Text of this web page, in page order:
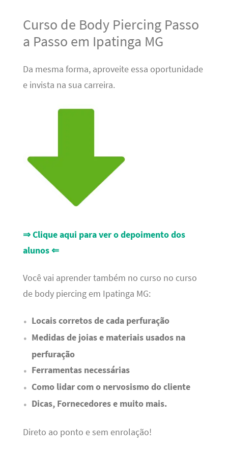
Curso de Body Piercing Passo
a Passo em Ipatinga MG
Da mesma forma, aproveite essa oportunidade
e invista na sua carreira.
⇒ Clique aqui para ver o depoimento dos
alunos ⇐
Você vai aprender também no curso no curso
de body piercing em Ipatinga MG:
Locais corretos de cada perfuração
Medidas de joias e materiais usados na
perfuração
Ferramentas necessárias
Como lidar com o nervosismo do cliente
Dicas, Fornecedores e muito mais.
Direto ao ponto e sem enrolação!